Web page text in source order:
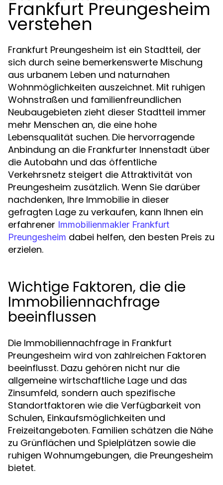
Frankfurt Preungesheim
verstehen
Frankfurt Preungesheim ist ein Stadtteil, der
sich durch seine bemerkenswerte Mischung
aus urbanem Leben und naturnahen
Wohnmöglichkeiten auszeichnet. Mit ruhigen
Wohnstraßen und familienfreundlichen
Neubaugebieten zieht dieser Stadtteil immer
mehr Menschen an, die eine hohe
Lebensqualität suchen. Die hervorragende
Anbindung an die Frankfurter Innenstadt über
die Autobahn und das öffentliche
Verkehrsnetz steigert die Attraktivität von
Preungesheim zusätzlich. Wenn Sie darüber
nachdenken, Ihre Immobilie in dieser
gefragten Lage zu verkaufen, kann Ihnen ein
erfahrener Immobilienmakler Frankfurt
Preungesheim dabei helfen, den besten Preis zu
erzielen.
Wichtige Faktoren, die die
Immobiliennachfrage
beeinflussen
Die Immobiliennachfrage in Frankfurt
Preungesheim wird von zahlreichen Faktoren
beeinflusst. Dazu gehören nicht nur die
allgemeine wirtschaftliche Lage und das
Zinsumfeld, sondern auch spezifische
Standortfaktoren wie die Verfügbarkeit von
Schulen, Einkaufsmöglichkeiten und
Freizeitangeboten. Familien schätzen die Nähe
zu Grünflächen und Spielplätzen sowie die
ruhigen Wohnumgebungen, die Preungesheim
bietet.